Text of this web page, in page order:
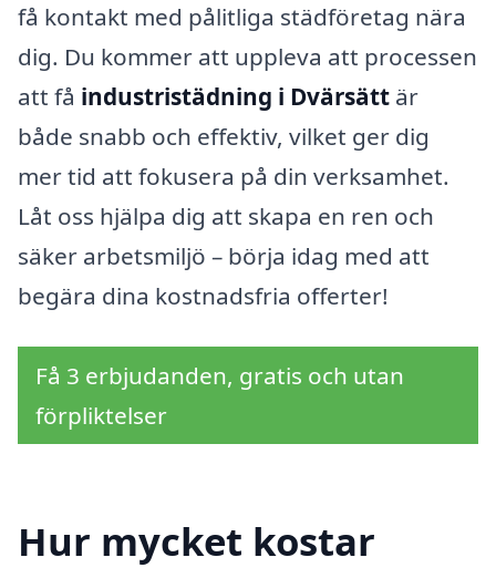
få kontakt med pålitliga städföretag nära
dig. Du kommer att uppleva att processen
att få industristädning i Dvärsätt är
både snabb och effektiv, vilket ger dig
mer tid att fokusera på din verksamhet.
Låt oss hjälpa dig att skapa en ren och
säker arbetsmiljö – börja idag med att
begära dina kostnadsfria offerter!
Få 3 erbjudanden, gratis och utan
förpliktelser
Hur mycket kostar